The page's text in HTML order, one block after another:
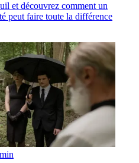
et découvrez comment un
peut faire toute la différence
min